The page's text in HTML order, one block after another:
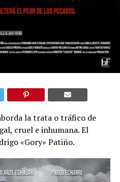
la trata o tráfico de
cruel e inhumana. El
«Gory» Patiño.